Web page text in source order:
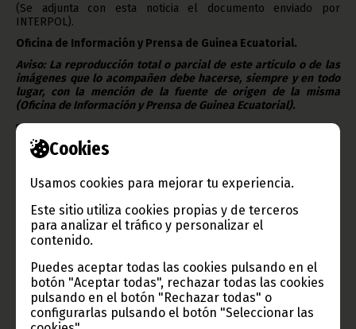
Cookies
Usamos cookies para mejorar tu experiencia.
Este sitio utiliza cookies propias y de terceros
para analizar el tráfico y personalizar el
contenido.
Puedes aceptar todas las cookies pulsando en el
botón "Aceptar todas", rechazar todas las cookies
pulsando en el botón "Rechazar todas" o
configurarlas pulsando el botón "Seleccionar las
(Se adjunta con esta noticia el documento enviado por
INTERPOL).
Oficina de Información y Prensa de Guinea Ecuatorial.
Aviso: La reproducción total o parcial de este artículo o de las
imágenes que lo acompañen debe hacerse, siempre y en todo
lugar, con la mención de la fuente de origen de la misma
(Oficina de Información y Prensa de Guinea Ecuatorial).
Gobierno e Instituciones
Información de Guinea Ecuatorial